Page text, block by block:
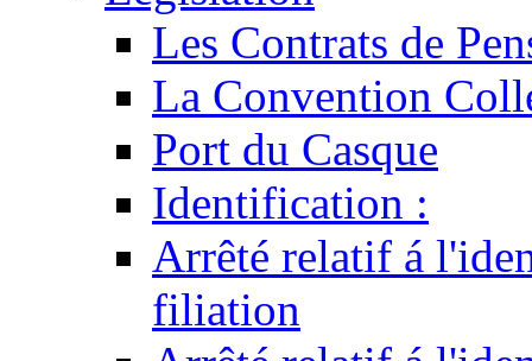
Les Contrats de
La Convention
Port du Casque
Identification :
Arrêté relatif á
filiation